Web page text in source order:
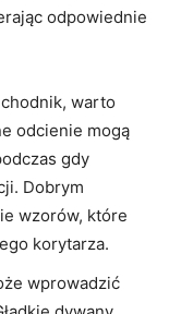
odpowiednie
warto
odcienie mogą
gdy
Dobrym
wzorów, które‍
korytarza.
wprowadzić‍